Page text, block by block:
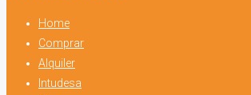
Home
Comprar
Alquiler
Intudesa